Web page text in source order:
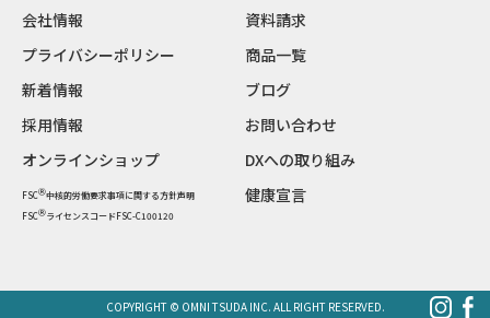
会社情報
資料請求
プライバシーポリシー
商品一覧
新着情報
ブログ
採用情報
お問い合わせ
オンラインショップ
DXへの取り組み
FSCⓇ中核的労働要求事項に関する方針声明
FSCⓇライセンスコードFSC-C100120
健康宣言
COPYRIGHT © OMNI TSUDA INC. ALL RIGHT RESERVED.